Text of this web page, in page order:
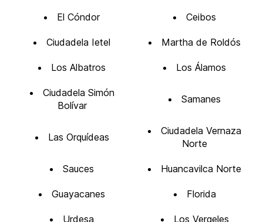
El Cóndor Ceibos
Ciudadela Ietel Martha de Roldós
Los Albatros Los Álamos
Ciudadela Simón
Bolívar
Samanes
Las Orquídeas
Ciudadela Vernaza
Norte
Sauces Huancavilca Norte
Guayacanes Florida
Urdesa Los Vergeles